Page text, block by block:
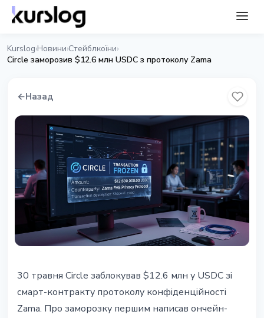
Kurslog›Новини›Стейблкоїни›
Circle заморозив $12.6 млн USDC з протоколу Zama
←Назад
Circle заморозив $12.6 млн USDC:
що сталося з протоколом Zama
30 травня Circle заблокував $12.6 млн у USDC зi
смарт-контракту протоколу конфiденцiйностi
Zama. Про заморозку першим написав ончейн-